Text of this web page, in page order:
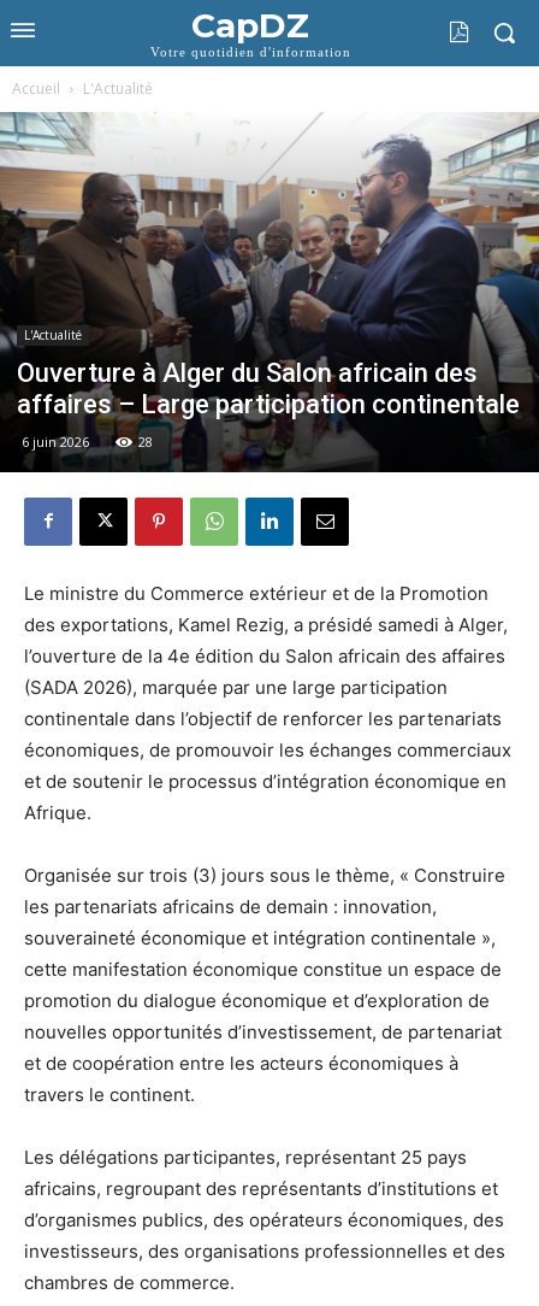
CapDZ
Votre quotidien d'information
Accueil L'Actualité
L'Actualité
Ouverture à Alger du Salon africain des
affaires – Large participation continentale
6 juin 2026 28
Le ministre du Commerce extérieur et de la Promotion
des exportations, Kamel Rezig, a présidé samedi à Alger,
l’ouverture de la 4e édition du Salon africain des affaires
(SADA 2026), marquée par une large participation
continentale dans l’objectif de renforcer les partenariats
économiques, de promouvoir les échanges commerciaux
et de soutenir le processus d’intégration économique en
Afrique.
Organisée sur trois (3) jours sous le thème, « Construire
les partenariats africains de demain : innovation,
souveraineté économique et intégration continentale »,
cette manifestation économique constitue un espace de
promotion du dialogue économique et d’exploration de
nouvelles opportunités d’investissement, de partenariat
et de coopération entre les acteurs économiques à
travers le continent.
Les délégations participantes, représentant 25 pays
africains, regroupant des représentants d’institutions et
d’organismes publics, des opérateurs économiques, des
investisseurs, des organisations professionnelles et des
chambres de commerce.